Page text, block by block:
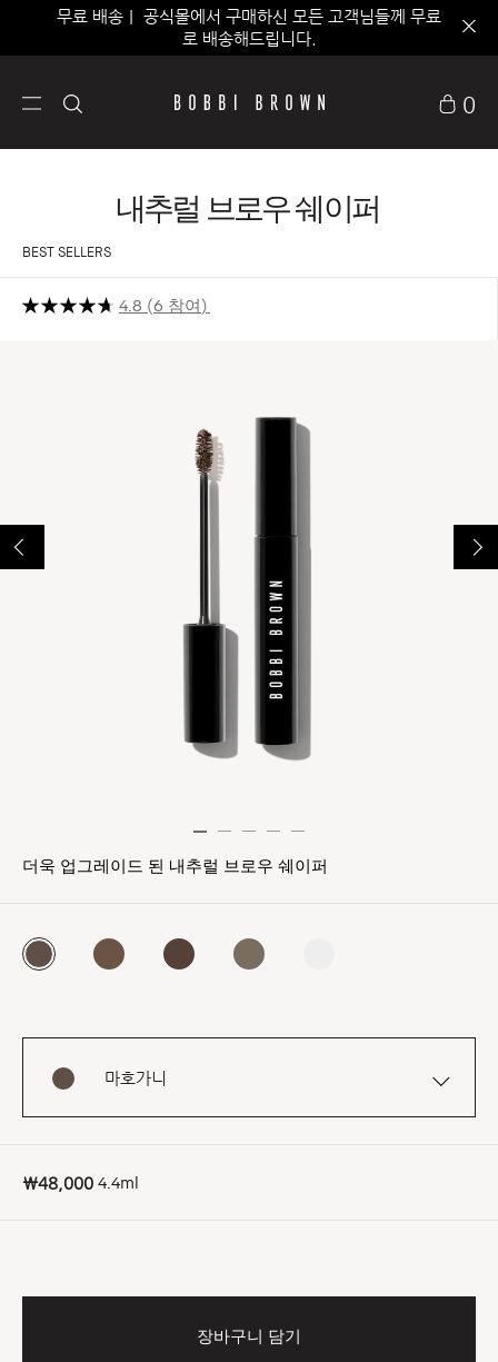
무료 배송｜ 공식몰에서 구매하신 모든 고객님들께 무료
로 배송해드립니다.
0
내추럴 브로우 쉐이퍼
BEST SELLERS
4.8 6 참여
더욱 업그레이드 된 내추럴 브로우 쉐이퍼
마호가니
₩48,000 4.4ml
장바구니 담기